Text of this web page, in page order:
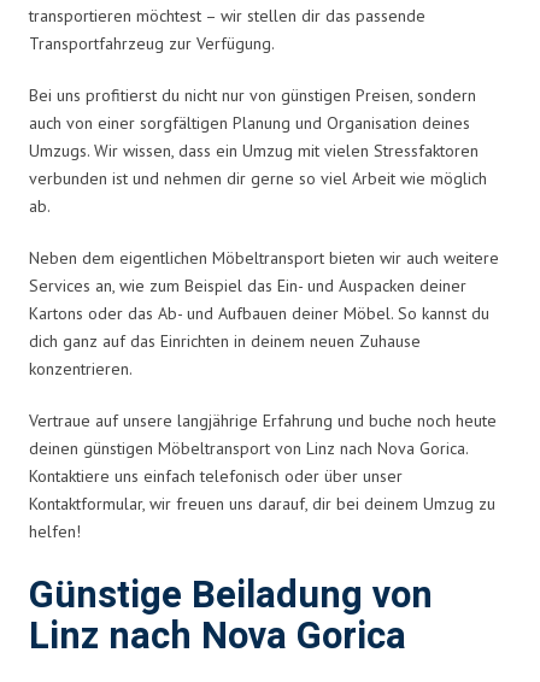
transportieren möchtest – wir stellen dir das passende
Transportfahrzeug zur Verfügung.
Bei uns profitierst du nicht nur von günstigen Preisen, sondern
auch von einer sorgfältigen Planung und Organisation deines
Umzugs. Wir wissen, dass ein Umzug mit vielen Stressfaktoren
verbunden ist und nehmen dir gerne so viel Arbeit wie möglich
ab.
Neben dem eigentlichen Möbeltransport bieten wir auch weitere
Services an, wie zum Beispiel das Ein- und Auspacken deiner
Kartons oder das Ab- und Aufbauen deiner Möbel. So kannst du
dich ganz auf das Einrichten in deinem neuen Zuhause
konzentrieren.
Vertraue auf unsere langjährige Erfahrung und buche noch heute
deinen günstigen Möbeltransport von Linz nach Nova Gorica.
Kontaktiere uns einfach telefonisch oder über unser
Kontaktformular, wir freuen uns darauf, dir bei deinem Umzug zu
helfen!
Günstige Beiladung von
Linz nach Nova Gorica